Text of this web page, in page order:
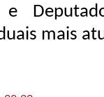
e
mais